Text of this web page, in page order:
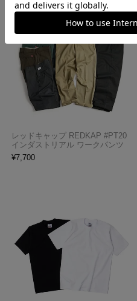
レッドキャップ REDKAP #PT20
インダストリアル ワークパンツ
¥7,700